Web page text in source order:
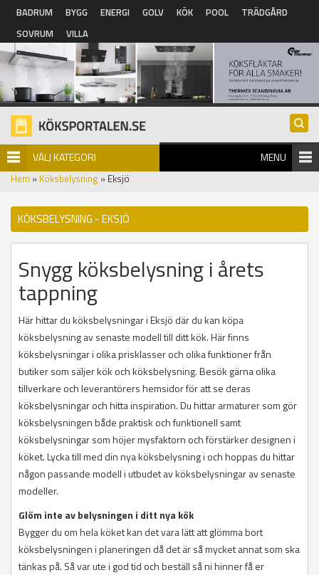
Hoppa till huvudinnehåll
BADRUM BYGG ENERGI GOLV KÖK POOL
TRÄDGÅRD
SOVRUM
VILLA
VÄLJ KATEGORI MENU
Hem » Köksbelysning » Eksjö
KÖKSBELYSNING - EKSJÖ
Snygg köksbelysning i årets
tappning
Här hittar du köksbelysningar i Eksjö där du kan köpa
köksbelysning av senaste modell till ditt kök. Här finns
köksbelysningar i olika prisklasser och olika funktioner från
butiker som säljer kök och köksbelysning. Besök gärna olika
tillverkare och leverantörers hemsidor för att se deras
köksbelysningar och hitta inspiration. Du hittar armaturer som gör
köksbelysningen både praktisk och funktionell samt
köksbelysningar som höjer mysfaktorn och förstärker designen i
köket. Lycka till med din nya köksbelysning i och hoppas du hittar
någon passande modell i utbudet av köksbelysningar av senaste
modeller.
Glöm inte av belysningen i ditt nya kök
Bygger du om hela köket kan det vara lätt att glömma bort
köksbelysningen i planeringen då det är så mycket annat som ska
tänkas på. Så var ute i god tid och beställ så ni hinner få er